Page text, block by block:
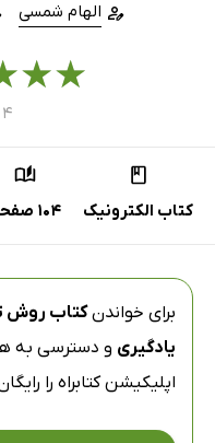
الهام شمسی
★
★
۴ رای
کتاب الکترونیک 104 صفحه
برای خواندنکتاب روش
یادگیری و دسترسی به
اپلیکیشن کتابراه را